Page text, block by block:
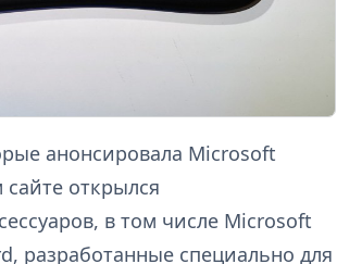
анонсировала Microsoft
открылся
в том числе Microsoft
разработанные специально для